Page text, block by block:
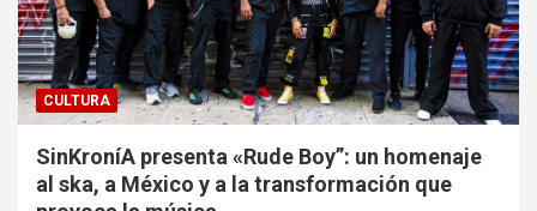
CULTURA
SinKroníA presenta «Rude Boy”: un homenaje
al ska, a México y a la transformación que